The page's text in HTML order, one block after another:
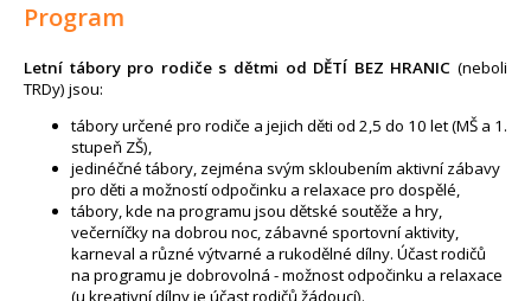
Program
Letní tábory pro rodiče s dětmi od DĚTÍ BEZ HRANIC (neboli
TRDy) jsou:
tábory určené pro rodiče a jejich děti od 2,5 do 10 let (MŠ a 1.
stupeň ZŠ),
jedinéčné tábory, zejména svým skloubením aktivní zábavy
pro děti a možností odpočinku a relaxace pro dospělé,
tábory, kde na programu jsou dětské soutěže a hry,
večerníčky na dobrou noc, zábavné sportovní aktivity,
karneval a různé výtvarné a rukodělné dílny. Účast rodičů
na programu je dobrovolná - možnost odpočinku a relaxace
(u kreativní dílny je účast rodičů žádoucí).